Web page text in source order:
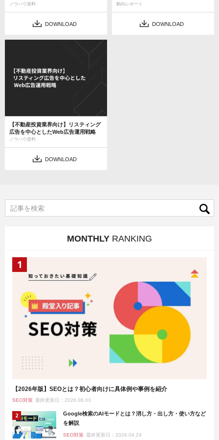
ノウハウ資料
DOWNLOAD
動向レポート
DOWNLOAD
【不動産投資業界向け】リスティング
広告を中心としたWeb広告運用戦略
ノウハウ資料
DOWNLOAD
MONTHLY RANKING
【2026年版】SEOとは？初心者向けに具体例や事例を紹介
SEO対策 最終更新日：2026.08.03
Google検索のAIモードとは？消し方・出し方・使い方など
を解説
SEO対策 最終更新日：2026.04.24